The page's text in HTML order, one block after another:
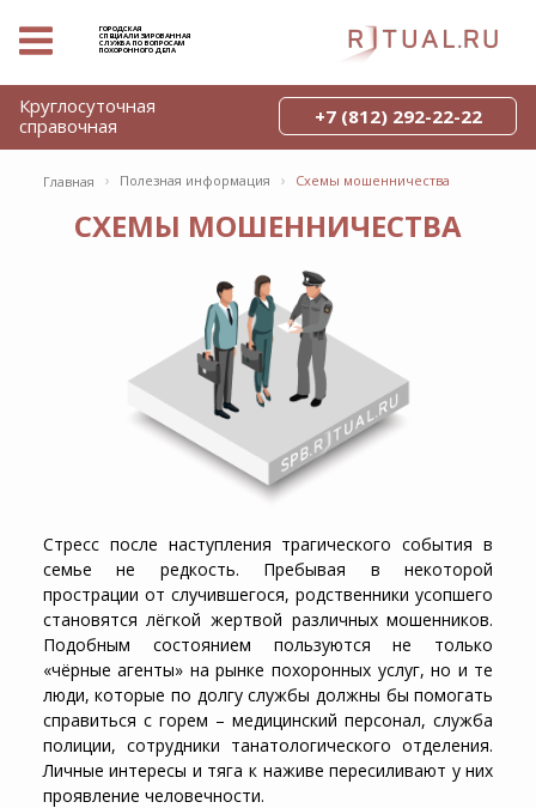
ГОРОДСКАЯ
СПЕЦИАЛИЗИРОВАННАЯ
СЛУЖБА ПО ВОПРОСАМ
ПОХОРОННОГО ДЕЛА
Главная › Полезная информация › Схемы мошенничества
СХЕМЫ МОШЕННИЧЕСТВА
Стресс после наступления трагического события в
семье не редкость. Пребывая в некоторой
прострации от случившегося, родственники усопшего
становятся лёгкой жертвой различных мошенников.
Подобным состоянием пользуются не только
«чёрные агенты» на рынке похоронных услуг, но и те
люди, которые по долгу службы должны бы помогать
справиться с горем – медицинский персонал, служба
полиции, сотрудники танатологического отделения.
Личные интересы и тяга к наживе пересиливают у них
проявление человечности.
Круглосуточная
справочная
+7 (812) 292-22-22